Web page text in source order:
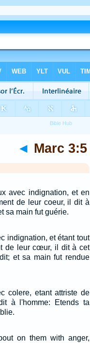
◄ Marc 3:5
avec indignation, et en
de leur coeur, il dit à
sa main fut guérie.
indignation, et étant tout
de leur cœur, il dit à cet
et sa main fut rendue
colere, etant attriste de
à l'homme: Etends ta
on them with anger,